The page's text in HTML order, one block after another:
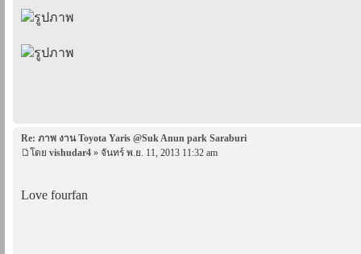
Re: ภาพ งาน Toyota Yaris @Suk Anun park Saraburi
โดย vishudar4 » จันทร์ พ.ย. 11, 2013 11:32 am
Love fourfan